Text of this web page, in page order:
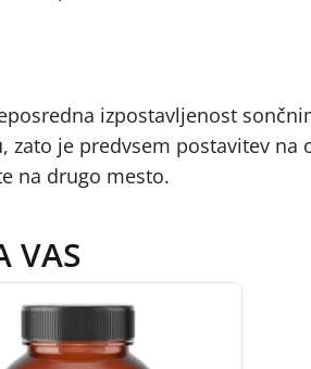
izpostavljenost
je predvsem postavitev na
na drugo mesto.
VAS